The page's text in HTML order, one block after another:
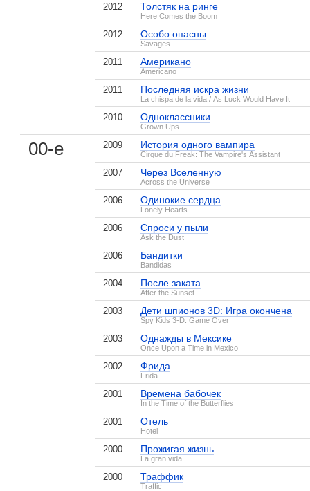
2012 Толстяк на ринге
Here Comes the Boom
2012 Особо опасны
Savages
2011 Американо
Americano
2011 Последняя искра жизни
La chispa de la vida / As Luck Would Have It
2010 Одноклассники
Grown Ups
00-е 2009 История одного вампира
Cirque du Freak: The Vampire's Assistant
2007 Через Вселенную
Across the Universe
2006 Одинокие сердца
Lonely Hearts
2006 Спроси у пыли
Ask the Dust
2006 Бандитки
Bandidas
2004 После заката
After the Sunset
2003 Дети шпионов 3D: Игра окончена
Spy Kids 3-D: Game Over
2003 Однажды в Мексике
Once Upon a Time in Mexico
2002 Фрида
Frida
2001 Времена бабочек
In the Time of the Butterflies
2001 Отель
Hotel
2000 Прожигая жизнь
La gran vida
2000 Траффик
Traffic